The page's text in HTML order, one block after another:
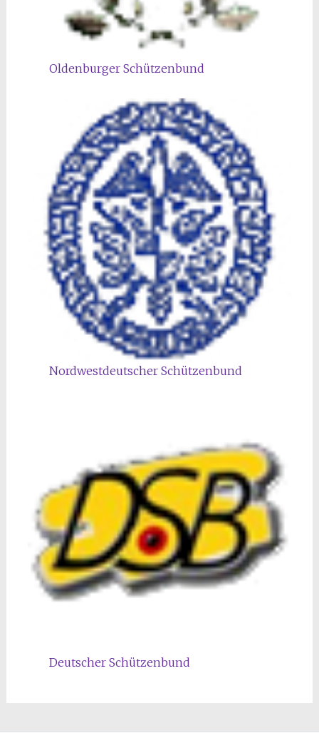
Oldenburger Schützenbund
Nordwestdeutscher Schützenbund
Deutscher Schützenbund